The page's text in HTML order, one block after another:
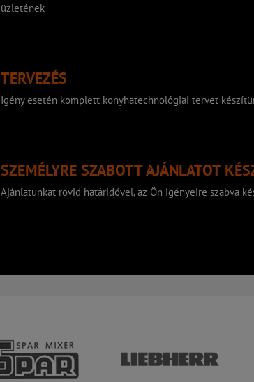
üzletének
TERVEZÉS
Igény esetén komplett konyhatechnológiai tervet
SZEMÉLYRE SZABOTT AJÁNLATOT
Ajánlatunkat rövid határidővel, az Ön igényeire szabva